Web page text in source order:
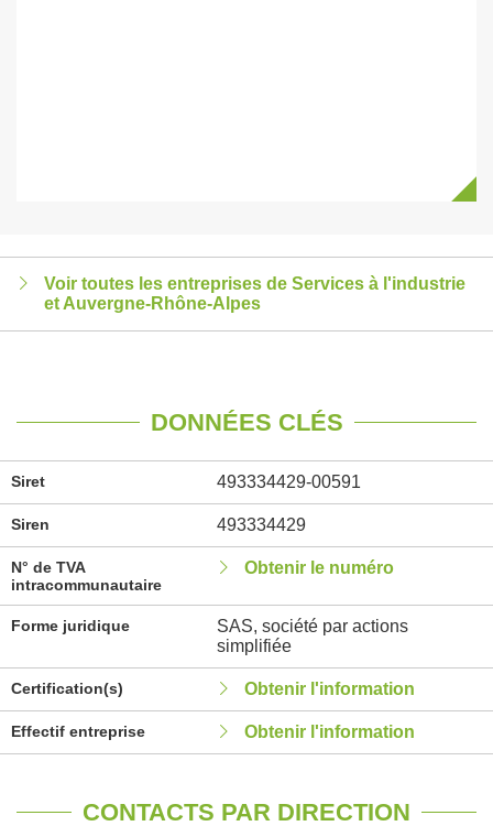
Voir toutes les entreprises de Services à l'industrie
et Auvergne-Rhône-Alpes
DONNÉES CLÉS
Siret 493334429-00591
Siren 493334429
N° de TVA
intracommunautaire
Obtenir le numéro
Forme juridique
SAS, société par actions
simplifiée
Certification(s) Obtenir l'information
Effectif entreprise Obtenir l'information
CONTACTS PAR DIRECTION